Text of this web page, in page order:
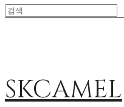
SKCAMEL